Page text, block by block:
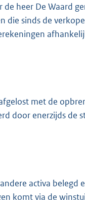
heer De Waard
sinds de
met de
door enerzijds de
activa
komt via de